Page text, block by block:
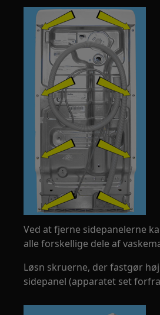
Ved at fjerne sidepanelerne
alle forskellige dele af
Løsn skruerne, der fastgør
sidepanel (apparatet set